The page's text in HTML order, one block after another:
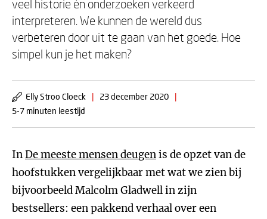
veel historie èn onderzoeken verkeerd
interpreteren. We kunnen de wereld dus
verbeteren door uit te gaan van het goede. Hoe
simpel kun je het maken?
Elly Stroo Cloeck | 23 december 2020
|
5-7 minuten leestijd
InDe meeste mensen deugenis de opzet van de
hoofstukken vergelijkbaar met wat we zien bij
bijvoorbeeld Malcolm Gladwell in zijn
bestsellers: een pakkend verhaal over een